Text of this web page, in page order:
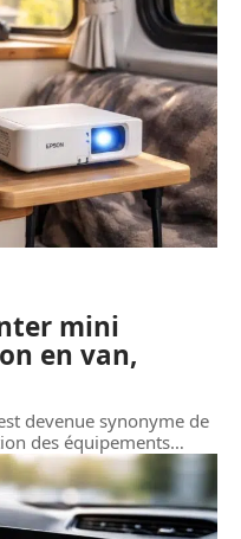
mini
en van,
devenue synonyme de
des équipements…